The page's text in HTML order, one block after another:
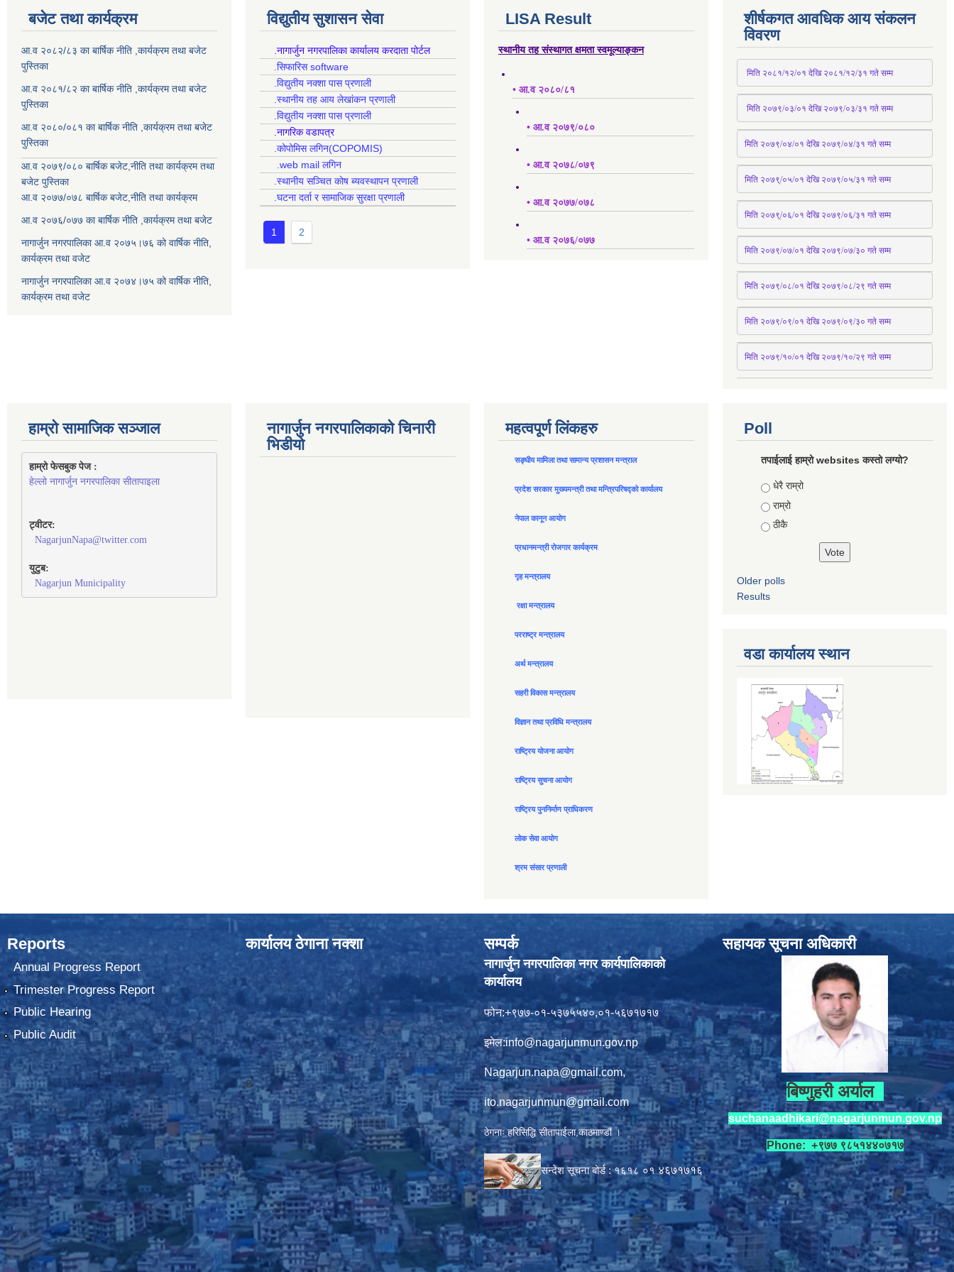
बजेट तथा कार्यक्रम
आ.व २०८२/८३ का बार्षिक नीति ,कार्यक्रम तथा बजेट
पुस्तिका
आ.व २०८१/८२ का बार्षिक नीति ,कार्यक्रम तथा बजेट
पुस्तिका
आ.व २०८०/०८१ का बार्षिक नीति ,कार्यक्रम तथा बजेट
पुस्तिका
आ.व २०७९/०८० बार्षिक बजेट,नीति तथा कार्यक्रम तथा
बजेट पुस्तिका
आ.व २०७७/०७८ बार्षिक बजेट,नीति तथा कार्यक्रम
आ.व २०७६/०७७ का बार्षिक नीति ,कार्यक्रम तथा बजेट
नागार्जुन नगरपालिका आ.व २०७५।७६ को वार्षिक नीति,
कार्यक्रम तथा वजेट
नागार्जुन नगरपालिका आ.व २०७४।७५ को वार्षिक नीति,
कार्यक्रम तथा वजेट
विद्युतीय सुशासन सेवा
.नागार्जुन नगरपालिका कार्यालय करदाता पोर्टल
.सिफारिस software
.विद्युतीय नक्शा पास प्रणाली
.स्थानीय तह आय लेखांकन प्रणाली
.विद्युतीय नक्शा पास प्रणाली
.नागरिक वडापत्र
.कोपोमिस लगिन(COPOMIS)
.web mail लगिन
.स्थानीय सञ्चित कोष ब्यवस्थापन प्रणाली
.घटना दर्ता र सामाजिक सुरक्षा प्रणाली
1 2
LISA Result
स्थानीय तह संस्थागत क्षमता स्वमूल्याङ्कन
• आ.व २०८०/८१
• आ.व २०७९/०८०
• आ.व २०७८/०७९
• आ.व २०७७/०७८
• आ.व २०७६/०७७
शीर्षकगत आवधिक आय संकलन
विवरण
मिति २०८१/१२/०१ देखि २०८१/१२/३१ गते सम्म
मिति २०७९/०३/०१ देखि २०७९/०३/३१ गते सम्म
मिति २०७९/०४/०१ देखि २०७९/०४/३१ गते सम्म
मिति २०७९्/०५/०१ देखि २०७९/०५/३१ गते सम्म
मिति २०७९्/०६/०१ देखि २०७९/०६/३१ गते सम्म
मिति २०७९/०७/०१ देखि २०७९/०७/३० गते सम्म
मिति २०७९/०८/०१ देखि २०७९/०८/२९ गते सम्म
मिति २०७९/०९/०१ देखि २०७९/०९/३० गते सम्म
मिति २०७९/१०/०१ देखि २०७९/१०/२९ गते सम्म
हाम्रो सामाजिक सञ्जाल
हाम्रो फेसबुक पेज :
हेल्लो नागार्जुन नगरपालिका सीतापाइला
ट्वीटर:
NagarjunNapa@twitter.com
युटुब:
Nagarjun Municipality
नागार्जुन नगरपालिकाको चिनारी
भिडीयो
महत्वपूर्ण लिंकहरु
सङ्घीय मामिला तथा सामान्य प्रशासन मन्त्राल
प्रदेश सरकार मुख्यमन्त्री तथा मन्त्रिपरिषद्को कार्यालय
नेपाल कानून आयोग
प्रधानमन्त्री रोजगार कार्यक्रम
गृह मन्त्रालय
रक्षा मन्त्रालय
परराष्ट्र मन्त्रालय
अर्थ मन्त्रालय
सहरी विकास मन्त्रालय
विज्ञान तथा प्रविधि मन्त्रालय
राष्ट्रिय योजना आयोग
राष्ट्रिय सुचना आयोग
राष्ट्रिय पुननिर्माण प्राधिकरण
लोक सेवा आयोग
श्रम संसार प्रणाली
Poll
तपाईलाई हाम्रो websites कस्तो लग्यो?
Choices
धेरै राम्रो
राम्रो
ठीकै
Older polls
Results
वडा कार्यालय स्थान
Reports
Annual Progress Report
Trimester Progress Report
Public Hearing
Public Audit
कार्यालय ठेगाना नक्शा
2
सम्पर्क
नागार्जुन नगरपालिका नगर कार्यपालिकाको
कार्यालय
फोन:+९७७-०१-५३७५५४०,०१-५६७१७१७
इमेल:info@nagarjunmun.gov.np
Nagarjun.napa@gmail.com,
ito.nagarjunmun@gmail.com
ठेगनाः हरिसिद्धि सीतापाईला,काठमाण्डौं ।
सन्देश सूचना बोर्ड : १६१८ ०१४६७१७१६
सहायक सूचना अधिकारी
बिष्णुहरी अर्याल
suchanaadhikari@nagarjunmun.gov.np
Phone: +९७७ ९८५१४४०७१७